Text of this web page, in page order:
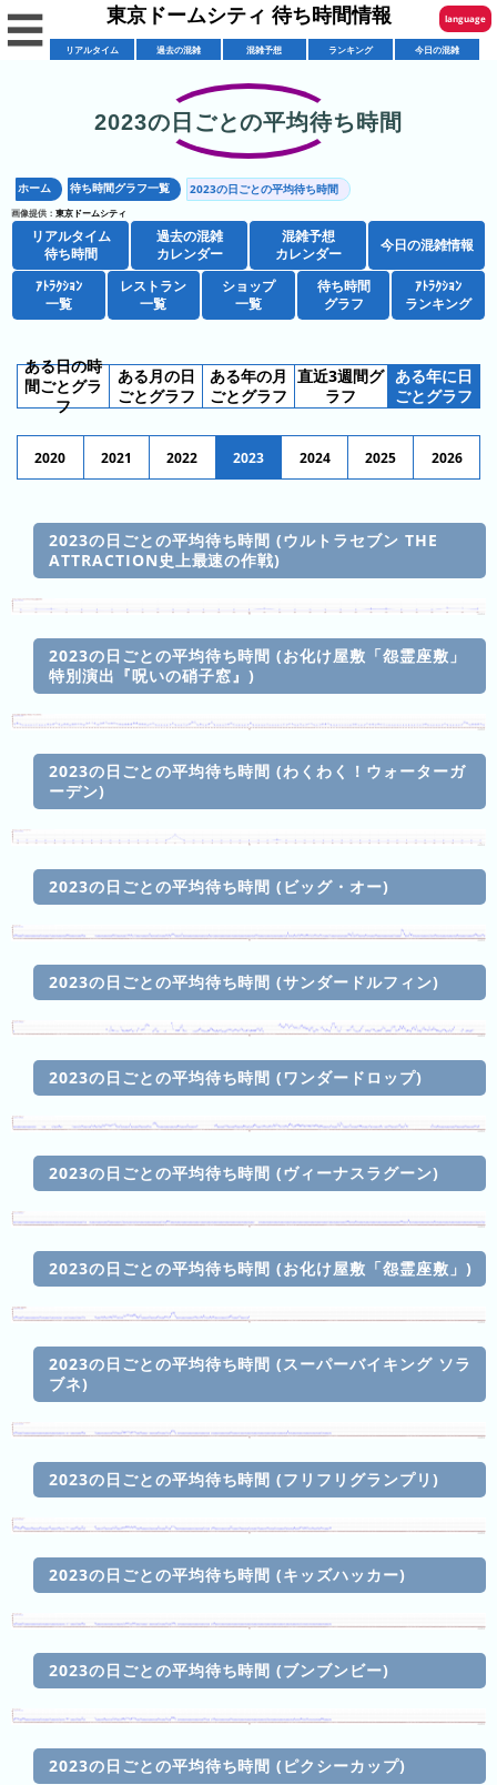
ア
ル
タ
イ
ム
待
時
間
混
雑
カ
レ
ン
ー
混
雑
予
カ
レ
ン
ダ
ー
レ
ト
ラ
ン
一
覧
シ
ョ
ッ
プ
一
ア
ト
ラ
ク
ョ
ン
一
覧
攻
略
イ
ド
東
京
ー
ム
テ
ィ
と
は
ン
キ
ン
グ
今
ラ
ン
キ
ン
グ
昨
日
の
ン
キ
ン
グ
今
月
の
ン
キ
先
ラ
ン
キ
ン
グ
今
年
の
English
한국어
ภาษาไทย
日本語
☰ 東京ドームシティ 待ち時間情報 language
リアルタイム 過去の混雑 混雑予想 ランキング 今日の混雑
2023の日ごとの平均待ち時間
ホーム 待ち時間グラフ一覧 2023の日ごとの平均待ち時間
画像提供： 東京ドームシティ
リアルタイム
待ち時間
過去の混雑
カレンダー
混雑予想
カレンダー
今日の混雑情報
ｱﾄﾗｸｼｮﾝ
一覧
レストラン
一覧
ショップ
一覧
待ち時間
グラフ
ｱﾄﾗｸｼｮﾝ
ランキング
ある日の時
間ごとグラ
フ
ある月の日
ごとグラフ
ある年の月
ごとグラフ
直近3週間グ
ラフ
ある年に日
ごとグラフ
2020 2021 2022 2023 2024 2025 2026
2023の日ごとの平均待ち時間 (ウルトラセブン THE
ATTRACTION史上最速の作戦)
2023の日ごとの平均待ち時間 (お化け屋敷「怨霊座敷」
特別演出『呪いの硝子窓』)
2023の日ごとの平均待ち時間 (わくわく！ウォーターガ
ーデン)
2023の日ごとの平均待ち時間 (ビッグ・オー)
2023の日ごとの平均待ち時間 (サンダードルフィン)
2023の日ごとの平均待ち時間 (ワンダードロップ)
2023の日ごとの平均待ち時間 (ヴィーナスラグーン)
2023の日ごとの平均待ち時間 (お化け屋敷「怨霊座敷」)
2023の日ごとの平均待ち時間 (スーパーバイキング ソラ
ブネ)
2023の日ごとの平均待ち時間 (フリフリグランプリ)
2023の日ごとの平均待ち時間 (キッズハッカー)
2023の日ごとの平均待ち時間 (ブンブンビー)
2023の日ごとの平均待ち時間 (ピクシーカップ)